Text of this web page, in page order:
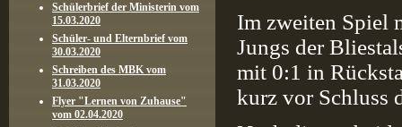
Schülerbrief der Ministerin vom
15.03.2020
Schüler- und Elternbrief vom
30.03.2020
Schreiben des MBK vom
31.03.2020
Flyer "Lernen von Zuhause"
vom 02.04.2020
Im zweiten Spiel
Jungs der
mit 0:1 in
kurz vor Schluss